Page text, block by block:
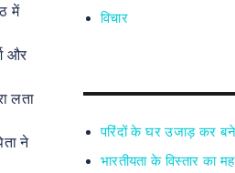
में
और
लता
ने
विचार
परिंदों के घर उजाड़ कर
भारतीयता के विस्तार का